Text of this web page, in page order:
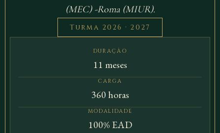
(MEC) -Roma (MIUR).
Turma 2026 · 2027
DURAÇÃO
11 meses
CARGA
360 horas
MODALIDADE
100% EAD